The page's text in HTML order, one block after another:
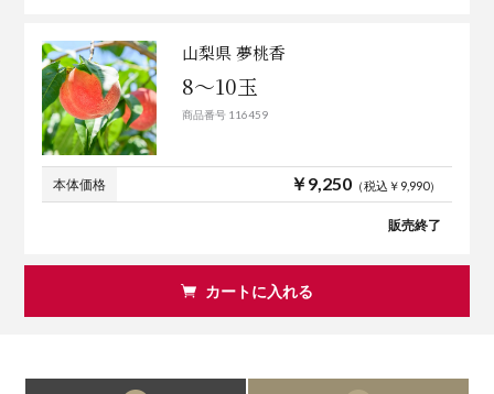
山梨県 夢桃香
8～10玉
商品番号 116459
本体価格 ￥9,250（税込￥9,990）
販売終了
カートに入れる